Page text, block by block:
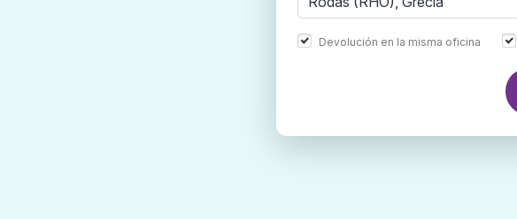
Devolución en la misma oficina